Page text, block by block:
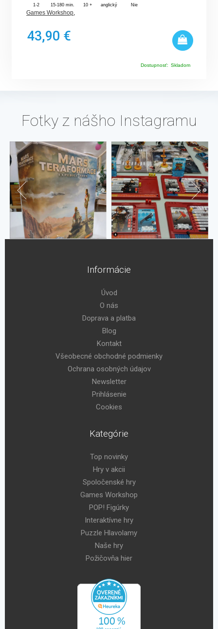
1-2 15-180 min. 10 + anglický Nie
Games Workshop
43,90 €
Dostupnosť: Skladom
Fotky z nášho Instagramu
Informácie
Úvod
O nás
Doprava a platba
Blog
Kontakt
Všeobecné obchodné podmienky
Ochrana osobných údajov
Newsletter
Prihlásenie
Cookies
Kategórie
Top novinky
Hry v akcii
Spoločenské hry
Games Workshop
POP! Figúrky
Interaktívne hry
Puzzle Hlavolamy
Naše hry
Požičovňa hier